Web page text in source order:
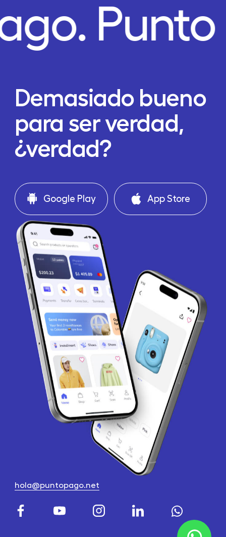
Demasiado bueno
para ser verdad,
¿verdad?
Google Play App Store
hola@puntopago.net